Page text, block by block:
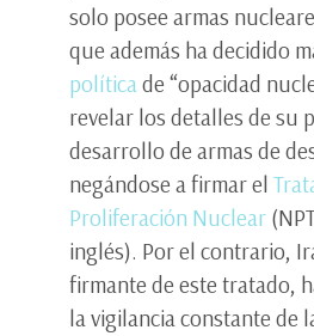
solo posee armas
que además ha decidido
políticade “opacidad
revelar los detalles de su
desarrollo de armas de
negándose a firmar el
Proliferación Nuclear
inglés). Por el contrario,
firmante de este tratado,
la vigilancia constante de